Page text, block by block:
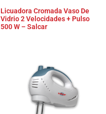
Licuadora Cromada Vaso De
Vidrio 2 Velocidades + Pulso
500 W – Salcar